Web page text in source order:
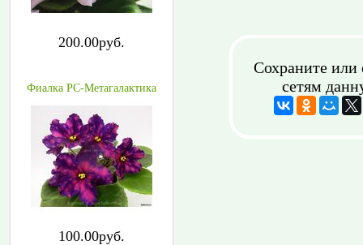
200.00руб.
Фиалка РС-Метагалактика
100.00руб.
Сохраните или
сетям